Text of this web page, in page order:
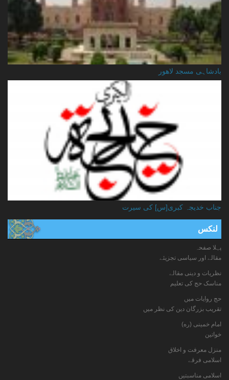
بادشاہی مسجد لاهور
جناب خدیجہ کبری[س] کی سیرت
لنکس
پہلا صفحہ
مقالے اور سیاسی تجزیئے
نظریات و دینی مقالے
مناسک حج کی تعلیم
حج روایات میں
تقریب بزرگان دین کی نظر میں
امام خمینی (ره)
خواتين
منزل معرفت و اخلاق
اسلامی فرقے
اسلامی مناسبتیں